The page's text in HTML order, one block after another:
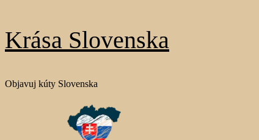
Krása Slovenska
Objavuj kúty Slovenska